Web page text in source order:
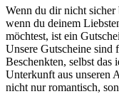
Wenn du dir nicht
wenn du deinem
möchtest, ist ein
Unsere Gutscheine sind
Beschenkten, selbst das
Unterkunft aus unseren
nicht nur romantisch,